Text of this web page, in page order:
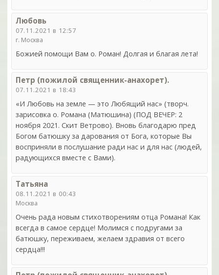
Любовь
07.11.2021 в 12:57
г. Москва
Божией помощи Вам о. Роман! Долгая и благая лета!
Петр (пожилой священник-анахорет).
07.11.2021 в 18:43
«И Любовь на земле — это Любящий нас» (творч.
зарисовка о. Романа (Матюшина) (ПОД ВЕЧЕР: 2
ноября 2021. Cкит Ветрово). Вновь благодарю пред
Богом батюшку за дарования от Бога, которые Вы
восприняли в послушание ради нас и для нас (людей,
радующихся вместе с Вами).
Татьяна
08.11.2021 в 00:43
Москва
Очень рада новым стихотворениям отца Романа! Как
всегда в самое сердце! Молимся с подругами за
батюшку, переживаем, желаем здравия от всего
сердца!!!